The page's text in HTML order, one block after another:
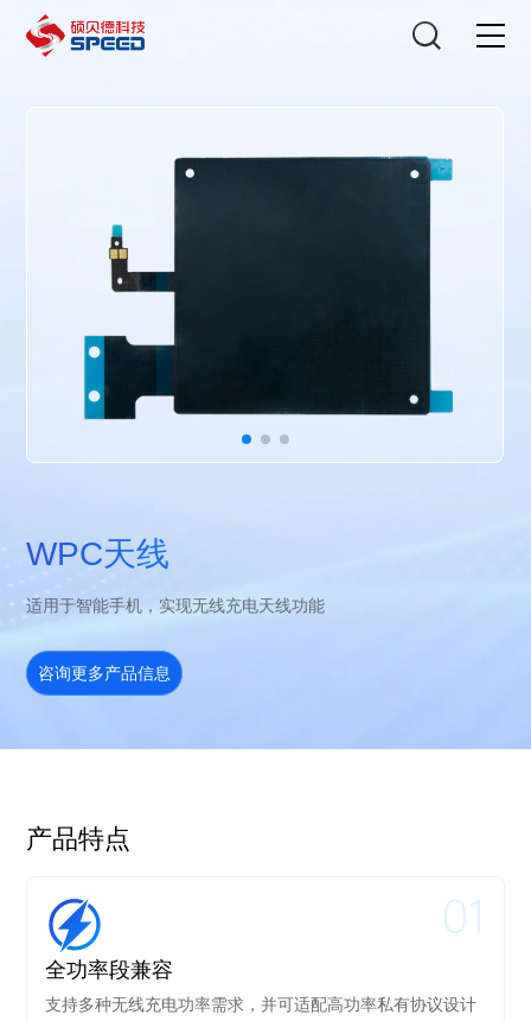
创新与技术
智能制造
可持续发展
关于我们
选择语言 在线咨询
WPC天线
适用于智能手机，实现无线充电天线功能
咨询更多产品信息
产品特点
全功率段兼容
支持多种无线充电功率需求，并可适配高功率私有协议设计
01